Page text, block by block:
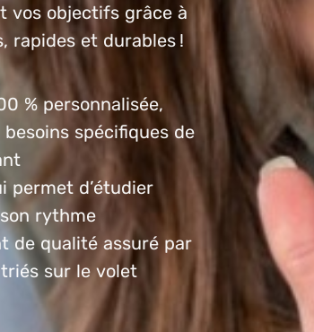
vos objectifs grâce à
rapides et durables !
% personnalisée,
spécifiques de
permet d’étudier
rythme
de qualité assuré par
sur le volet